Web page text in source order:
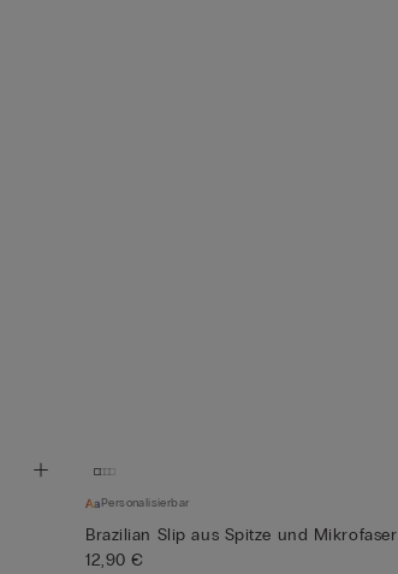
Personalisierbar
Brazilian Slip aus Spitze und Mikrofaser
12,90 €